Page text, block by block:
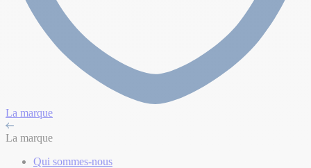
La marque
La marque
Qui sommes-nous